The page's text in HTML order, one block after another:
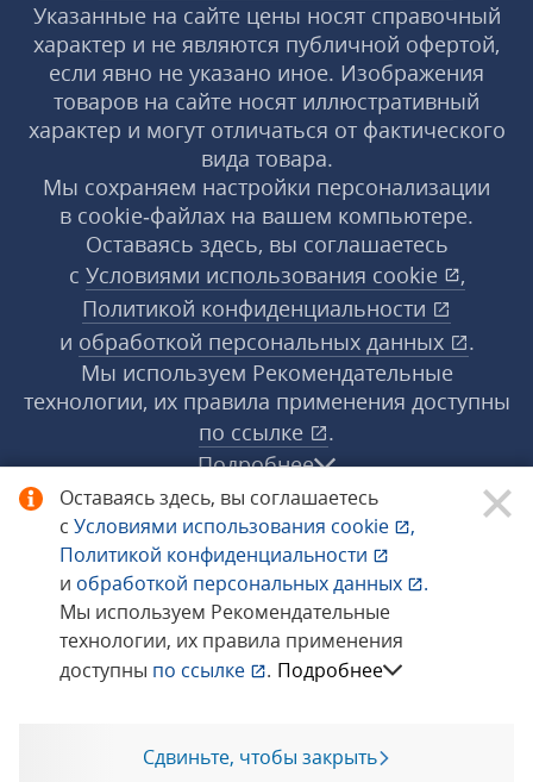
Оставаясь здесь, вы соглашаетесь
с Условиями использования cookie
,
Политикой конфиденциальности
и обработкой персональных данных
.
Мы используем Рекомендательные
технологии, их правила применения
доступны по ссылке . Подробнее
Сдвиньте, чтобы закрыть
Указанные на сайте цены носят справочный
характер и не являются публичной офертой,
если явно не указано иное. Изображения
товаров на сайте носят иллюстративный
характер и могут отличаться от фактического
вида товара.
Мы сохраняем настройки персонализации
в cookie‑файлах на вашем компьютере.
Оставаясь здесь, вы соглашаетесь
с Условиями использования cookie
,
Политикой конфиденциальности
и обработкой персональных данных
.
Мы используем Рекомендательные
технологии, их правила применения доступны
по ссылке
.
Подробнее
© 1998−2026 «1С‑Рарус» ®. Все права
защищены.
Сообщить об ошибке
Позвоните мне